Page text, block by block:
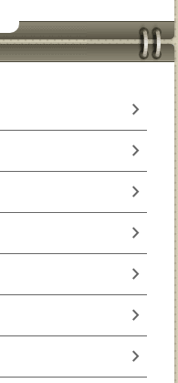
chevron_right
chevron_right
chevron_right
chevron_right
chevron_right
chevron_right
chevron_right